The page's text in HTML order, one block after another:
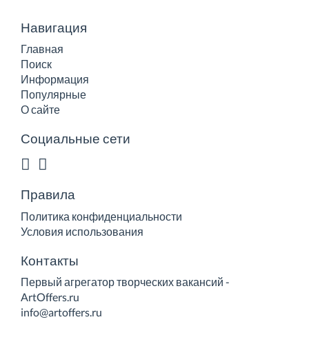
Навигация
Главная
Поиск
Информация
Популярные
О сайте
Социальные сети
Правила
Политика конфиденциальности
Условия использования
Контакты
Первый агрегатор творческих вакансий -
ArtOffers.ru
info@artoffers.ru